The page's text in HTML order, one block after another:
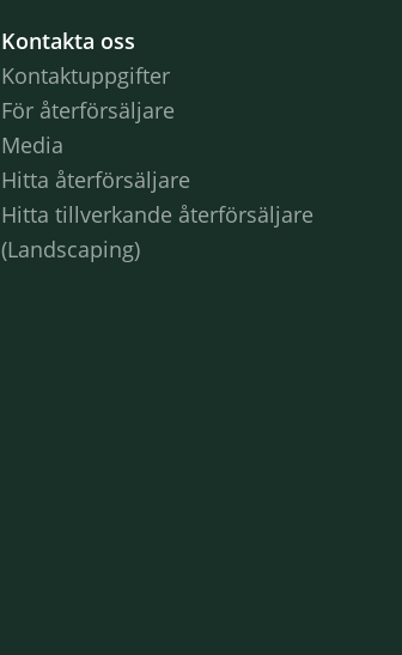
Kontakta oss
Kontaktuppgifter
För återförsäljare
Media
Hitta återförsäljare
Hitta tillverkande återförsäljare
(Landscaping)